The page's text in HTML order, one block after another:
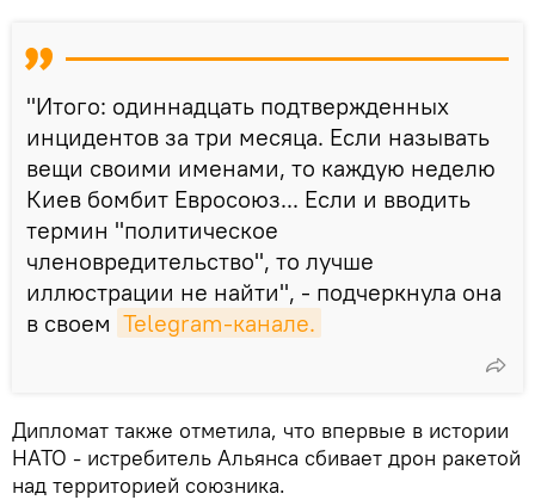
"Итого: одиннадцать подтвержденных
инцидентов за три месяца. Если называть
вещи своими именами, то каждую неделю
Киев бомбит Евросоюз... Если и вводить
термин "политическое
членовредительство", то лучше
иллюстрации не найти", - подчеркнула она
в своем Telegram-канале.
Дипломат также отметила, что впервые в истории
НАТО - истребитель Альянса сбивает дрон ракетой
над территорией союзника.